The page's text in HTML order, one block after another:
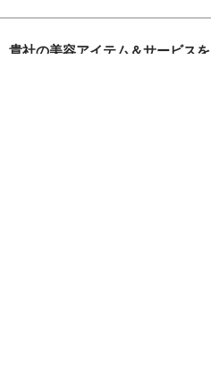
貴社の美容アイテム＆サービスを